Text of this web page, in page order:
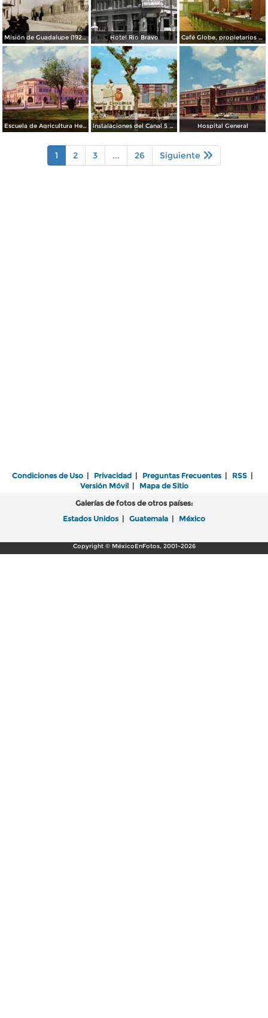
Misión de Guadalupe (1924) Hotel Rio Bravo Café Globe, propietarios Mooney & Hanlan
Escuela de Agricultura Hermanos Escobar Instalaciones del Canal 5 XEJ TV Hospital General
1 2 3 ... 26 Siguiente
Condiciones de Uso | Privacidad | Preguntas Frecuentes | RSS |
Versión Móvil| Mapa de Sitio
Galerías de fotos de otros países:
Estados Unidos | Guatemala | México
Copyright © MéxicoEnFotos, 2001-2026